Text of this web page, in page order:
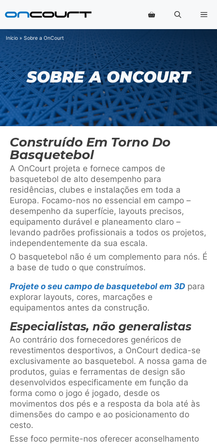
para
conteúdo
Início » Sobre a OnCourt
SOBRE A ONCOURT
Construído Em Torno Do
Basquetebol
A OnCourt projeta e fornece campos de
basquetebol de alto desempenho para
residências, clubes e instalações em toda a
Europa. Focamo-nos no essencial em campo –
desempenho da superfície, layouts precisos,
equipamento durável e planeamento claro –
levando padrões profissionais a todos os projetos,
independentemente da sua escala.
O basquetebol não é um complemento para nós. É
a base de tudo o que construímos.
Projete o seu campo de basquetebol em 3D para
explorar layouts, cores, marcações e
equipamentos antes da construção.
Especialistas, não generalistas
Ao contrário dos fornecedores genéricos de
revestimentos desportivos, a OnCourt dedica-se
exclusivamente ao basquetebol. A nossa gama de
produtos, guias e ferramentas de design são
desenvolvidos especificamente em função da
forma como o jogo é jogado, desde os
movimentos dos pés e a resposta da bola até às
dimensões do campo e ao posicionamento do
cesto.
Esse foco permite-nos oferecer aconselhamento